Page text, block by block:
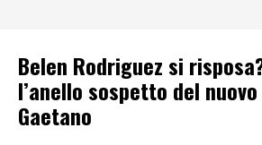
Belen Rodriguez si
l’anello sospetto del
Gaetano